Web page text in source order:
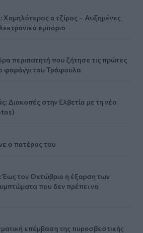
Χαμηλότερος ο τζίρος – Αυξημένες
εμπόριο
περιπατητή που ζήτησε τις πρώτες
φαράγγι του Τράφουλα
Διακοπές στην Ελβετία με τη νέα
ο πατέρας του
Έως τον Οκτώβριο η έξαρση των
που δεν πρέπει να
επέμβαση της πυροσβεστικής